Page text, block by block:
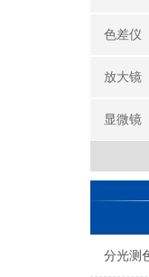
色差仪
放大镜
显微镜